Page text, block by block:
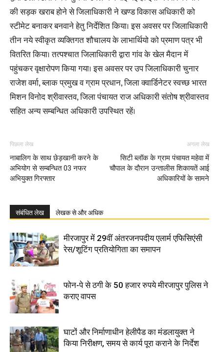
की सड़क खराब होने से जिलाधिकारी ने खण्ड विकास अधिकारी को
स्टीमेट बनाकर बनवाने हेतु निर्देशित किया। इस अवसर पर जिलाधिकारी
तीन नये स्वीकृत व्यक्तिगत शौचालय के लाभार्थियो को प्रमाण पत्र भी
वितरित किया। तत्पश्चात जिलाधिकारी द्वारा गांव के खेल मैदान में
पहुंचकर वृक्षारोपण किया गया। इस अवसर पर उप जिलाधिकारी चुनार
राजेश वर्मा, ब्लाक प्रमुख व ग्राम प्रधान, जिला क्वार्डिनेटर स्वच्छ भारत
मिशन विनोद श्रीवास्तव, जिला पंचायत राज अधिकारी संतोष श्रीवास्तव
सहित अन्य सम्बन्धित अधिकारी उपस्थित रहें।
पिछला लेख
नाबालिग के साथ छेड़खानी करने के
अभियोग से सम्बन्धित 03 नफर
अभियुक्त गिरफ्तार
अगला लेख
सिटी ब्लॉक के ग्राम पंचायत महेवा में
चौपाल के दौरान उन्तालीस शिकायतें आई
अधिकारियों के सामने
संबंधित लेख लेखक से और अधिक
मीरजापुर में 29वीं अंतरजनपदीय एलार्म एफिसिएंसी
रेस/शूटिंग प्रतियोगिता का समापन
फोन-पे से ठगी के 50 हजार रुपये मीरजापुर पुलिस ने
कराए वापस
घाटों और निर्माणाधीन हेलीपैड का मंडलायुक्त ने
किया निरीक्षण, समय से कार्य पूरा कराने के निर्देश